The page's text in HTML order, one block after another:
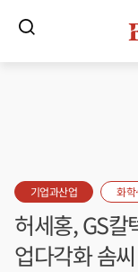
기업과산업 화학
허세홍, GS
업다각화 솜